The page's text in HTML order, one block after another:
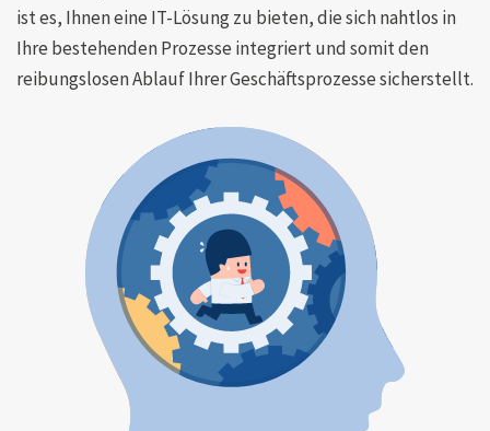
ist es, Ihnen eine IT-Lösung zu bieten, die sich nahtlos in
Ihre bestehenden Prozesse integriert und somit den
reibungslosen Ablauf Ihrer Geschäftsprozesse sicherstellt.